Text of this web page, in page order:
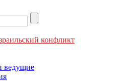
конфликт
ведущие